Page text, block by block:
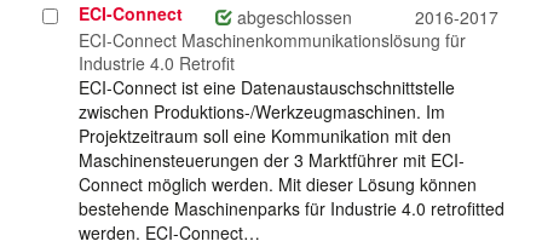
Projekt
auswählen
ECI-Connect abgeschlossen
2016-2017
ECI-Connect Maschinenkommunikationslösung für
Industrie 4.0 Retrofit
ECI-Connect ist eine Datenaustauschschnittstelle
zwischen Produktions-/Werkzeugmaschinen. Im
Projektzeitraum soll eine Kommunikation mit den
Maschinensteuerungen der 3 Marktführer mit ECI-
Connect möglich werden. Mit dieser Lösung können
bestehende Maschinenparks für Industrie 4.0 retrofitted
werden. ECI-Connect…